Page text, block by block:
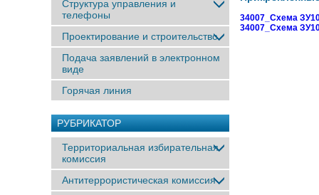
Структура управления и
телефоны
Проектирование и строительство
Подача заявлений в электронном
виде
Горячая линия
РУБРИКАТОР
Территориальная избирательная
комиссия
Антитеррористическая комиссия
34007_Схема
34007_Схема